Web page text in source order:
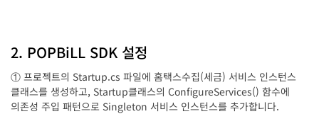
2. POPBiLL SDK 설정
① 프로젝트의 Startup.cs 파일에 홈택스수집(세금) 서비스 인스턴스
클래스를 생성하고, Startup클래스의 ConfigureServices() 함수에
의존성 주입 패턴으로 Singleton 서비스 인스턴스를 추가합니다.